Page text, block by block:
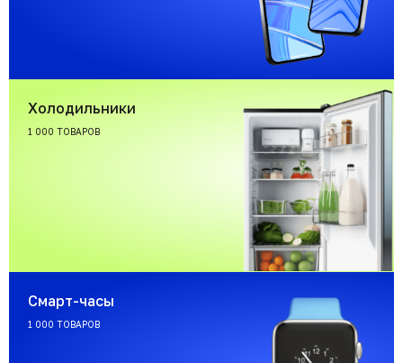
Холодильники
1 000 ТОВАРОВ
Смарт-часы
1 000 ТОВАРОВ